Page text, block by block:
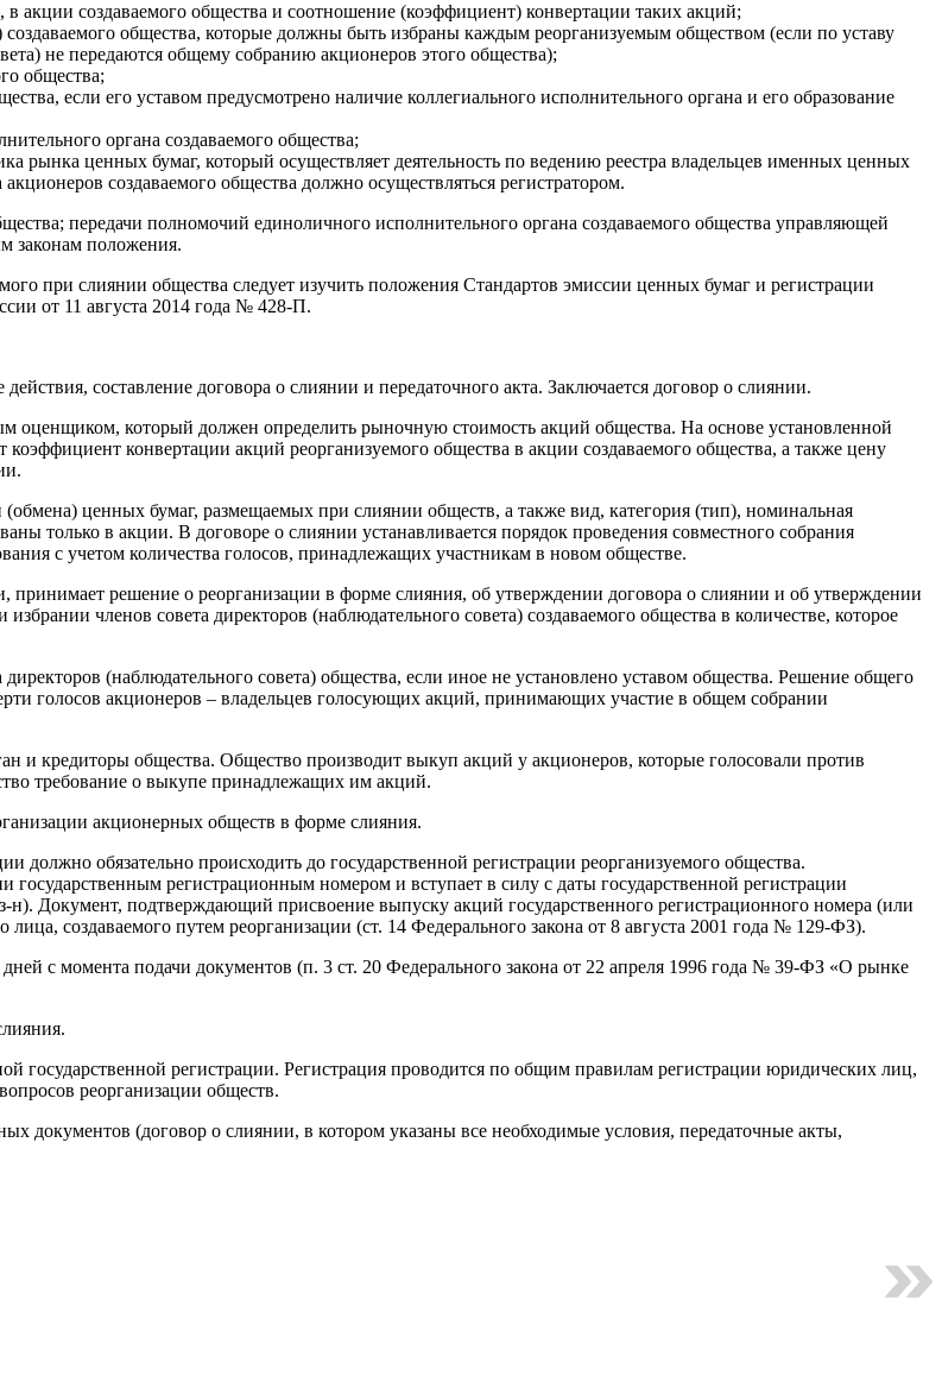
акции создаваемого общества и соотношение (коэффициент) конвертации таких акций;
создаваемого общества, которые должны быть избраны каждым реорганизуемым обществом (если по уставу
не передаются общему собранию акционеров этого общества);
общества;
если его уставом предусмотрено наличие коллегиального исполнительного органа и его образование
органа создаваемого общества;
рынка ценных бумаг, который осуществляет деятельность по ведению реестра владельцев именных ценных
создаваемого общества должно осуществляться регистратором.
передачи полномочий единоличного исполнительного органа создаваемого общества управляющей
законам положения.
при слиянии общества следует изучить положения Стандартов эмиссии ценных бумаг и регистрации
от 11 августа 2014 года № 428-П.
составление договора o слиянии и передаточного акта. Заключается договор о слиянии.
оценщиком, который должен определить рыночную стоимость акций общества. На основе установленной
конвертации акций реорганизуемого общества в акции создаваемого общества, а также цену
ценных бумаг, размещаемых при слиянии обществ, а также вид, категория (тип), номинальная
только в акции. В договоре о слиянии устанавливается порядок проведения совместного собрания
с учетом количества голосов, принадлежащих участникам в новом обществе.
принимает решение о реорганизации в форме слияния, об утверждении договора о слиянии и об утверждении
членов совета директоров (наблюдательного совета) создаваемого общества в количестве, которое
(наблюдательного совета) общества, если иное не установлено уставом общества. Решение общего
голосов акционеров – владельцев голосующих акций, принимающих участие в общем собрании
и кредиторы общества. Общество производит выкуп акций у акционеров, которые голосовали против
требование о выкупе принадлежащих им акций.
акционерных обществ в форме слияния.
должно обязательно происходить до государственной регистрации реорганизуемого общества.
регистрационным номером и вступает в силу с даты государственной регистрации
Документ, подтверждающий присвоение выпуску акций государственного регистрационного номера (или
создаваемого путем реорганизации (ст. 14 Федерального закона от 8 августа 2001 года № 129-ФЗ).
с момента подачи документов (п. 3 ст. 20 Федерального закона от 22 апреля 1996 года № 39-ФЗ «О рынке
государственной регистрации. Регистрация проводится по общим правилам регистрации юридических лиц,
реорганизации обществ.
документов (договор о слиянии, в котором указаны все необходимые условия, передаточные акты,